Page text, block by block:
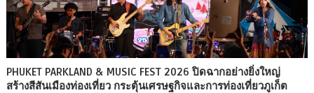
PHUKET PARKLAND & MUSIC FEST 2026 ปิดฉากอย่างยิ่งใหญ่
สร้างสีสันเมืองท่องเที่ยว กระตุ้นเศรษฐกิจและการท่องเที่ยวภูเก็ต